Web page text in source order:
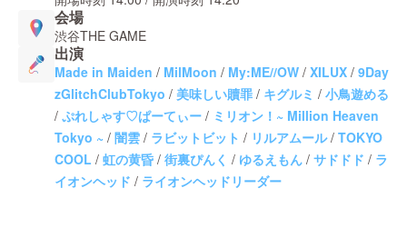
会場
渋谷THE GAME
出演
Made in Maiden / MilMoon / My:ME//OW / XILUX / 9Day
zGlitchClubTokyo / 美味しい贖罪 / キグルミ / 小鳥遊める
/ ぷれしゃす♡ぱーてぃー / ミリオン！~ Million Heaven
Tokyo ~ / 闇雲 / ラビットビット / リルアムール/ TOKYO
COOL / 虹の黄昏 / 街裏ぴんく / ゆるえもん / サドドド / ラ
イオンヘッド / ライオンヘッドリーダー